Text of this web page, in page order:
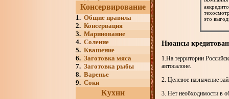
Консервирование
1. Общие правила
2. Консервация
3. Маринование
4. Соление
5. Квашение
6. Заготовка мяса
7. Заготовка рыбы
8. Варенье
9. Соки
Кухни
это
Нюансы
1.На территории
автосалоне.
2. Целевое назначение
3. Нет необходимости в